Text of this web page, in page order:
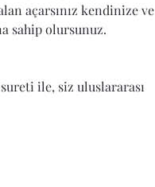
açarsınız kendinize ve
sahip olursunuz.
ile, siz uluslararası